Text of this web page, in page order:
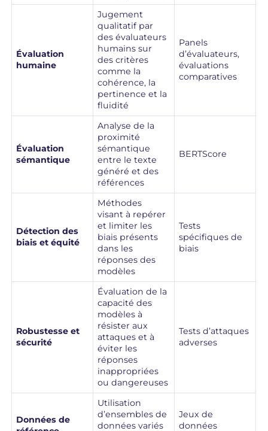
Évaluation
humaine
Jugement
qualitatif par
des évaluateurs
humains sur
des critères
comme la
cohérence, la
pertinence et la
fluidité
Panels
d’évaluateurs,
évaluations
comparatives
Évaluation
sémantique
Analyse de la
proximité
sémantique
entre le texte
généré et des
références
BERTScore
Détection des
biais et équité
Méthodes
visant à repérer
et limiter les
biais présents
dans les
réponses des
modèles
Tests
spécifiques de
biais
Robustesse et
sécurité
Évaluation de la
capacité des
modèles à
résister aux
attaques et à
éviter les
réponses
inappropriées
ou dangereuses
Tests d’attaques
adverses
Données de
Utilisation
d’ensembles de
données variés
Jeux de
données